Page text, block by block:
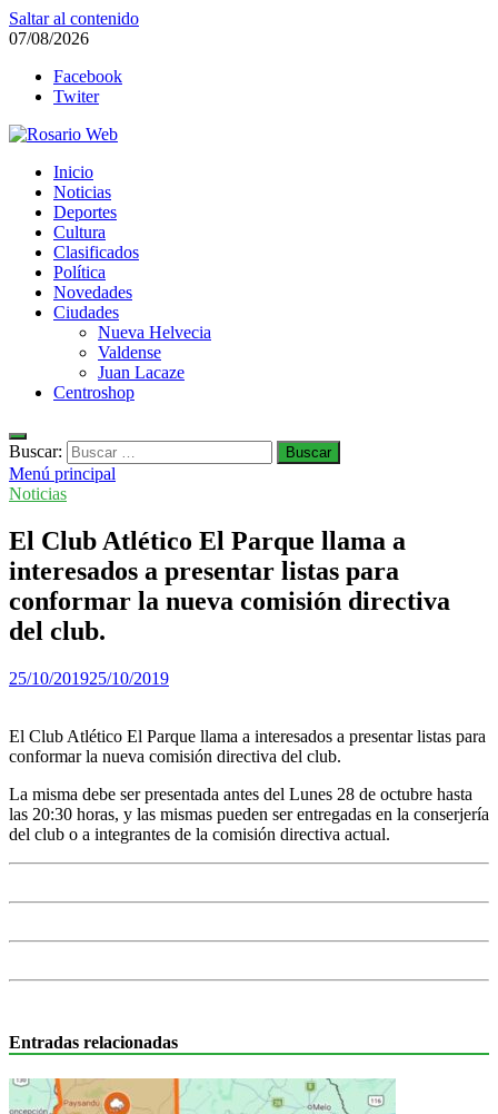
Saltar al contenido
07/08/2026
Facebook
Twiter
Rosario Web
Todas la noticias de Rosario y la zona
Inicio
Noticias
Deportes
Cultura
Clasificados
Política
Novedades
Ciudades
Nueva Helvecia
Valdense
Juan Lacaze
Centroshop
Buscar:
Menú principal
Noticias
El Club Atlético El Parque llama a
interesados a presentar listas para
conformar la nueva comisión directiva
del club.
25/10/201925/10/2019
El Club Atlético El Parque llama a interesados a presentar listas para
conformar la nueva comisión directiva del club.
La misma debe ser presentada antes del Lunes 28 de octubre hasta
las 20:30 horas, y las mismas pueden ser entregadas en la conserjería
del club o a integrantes de la comisión directiva actual.
Entradas relacionadas